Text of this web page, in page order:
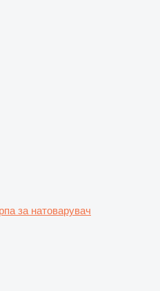
за натоварувач